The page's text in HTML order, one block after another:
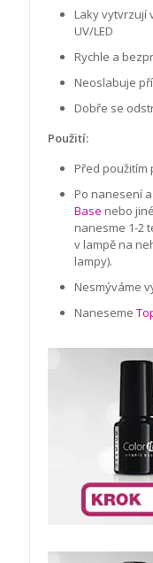
Laky vytvrzují
UV/LED
Rychle a
Neoslabuje
Dobře se
Použití:
Před
Po nanesení
Base nebo
nanesme 1-2
v lampě na
lampy).
Nesmýváme
Naneseme